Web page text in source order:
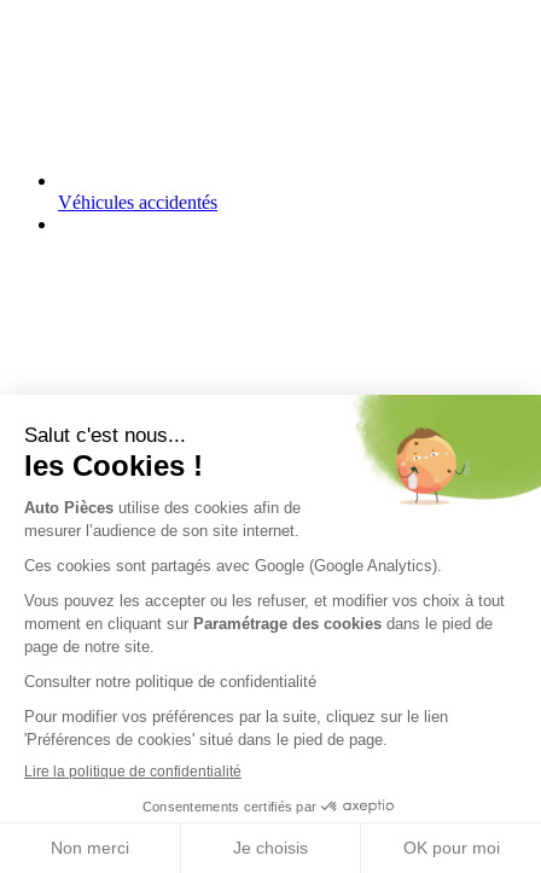
Véhicules accidentés
Nos engagements